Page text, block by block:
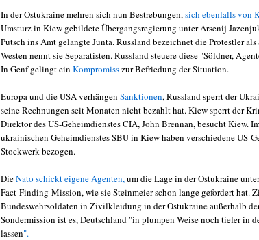
In der Ostukraine mehren sich nun Bestrebungen, sich ebenfalls von
Umsturz in Kiew gebildete Übergangsregierung unter Arsenij
Putsch ins Amt gelangte Junta. Russland bezeichnet die Protestler
Westen nennt sie Separatisten. Russland steuere diese "Söldner,
In Genf gelingt ein Kompromisszur Befriedung der Situation.
Europa und die USA verhängen Sanktionen, Russland sperrt der
seine Rechnungen seit Monaten nicht bezahlt hat. Kiew sperrt der
Direktor des US-Geheimdienstes CIA, John Brennan, besucht Kiew.
ukrainischen Geheimdienstes SBU in Kiew haben verschiedene US-
Stockwerk bezogen.
DieNato schickt eigene Agenten, um die Lage in der Ostukraine
Fact-Finding-Mission, wie sie Steinmeier schon lange gefordert hat.
Bundeswehrsoldaten in Zivilkleidung in der Ostukraine außerhalb
Sondermission ist es, Deutschland "in plumpen Weise noch tiefer in
lassen".